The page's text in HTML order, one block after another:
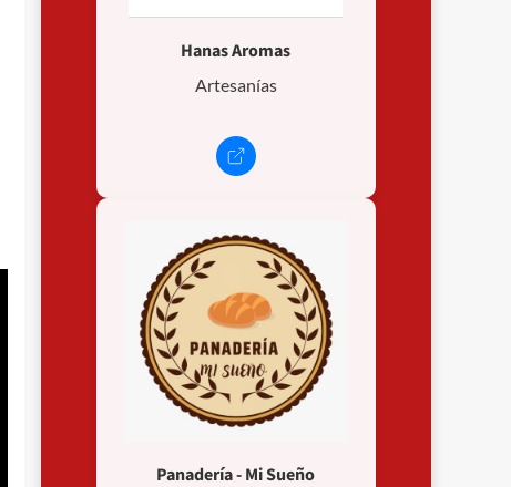
Hanas Aromas
Artesanías
Panadería - Mi Sueño